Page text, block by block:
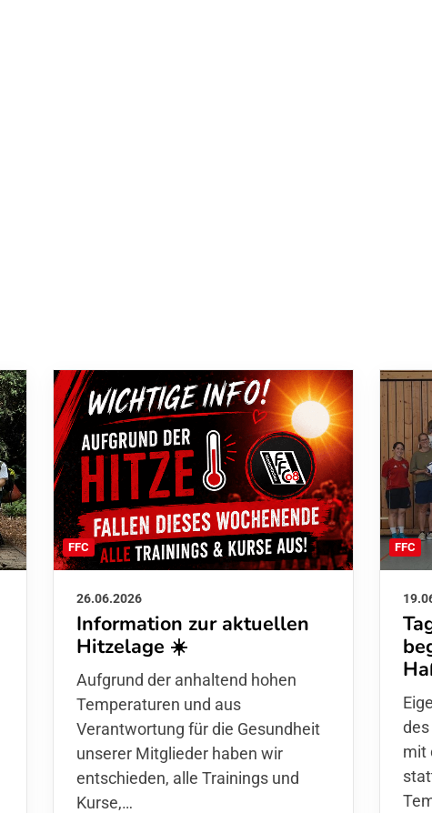
FFC
26.06.2026
Information zur aktuellen
Hitzelage ☀️
Aufgrund der anhaltend hohen
Temperaturen und aus
Verantwortung für die Gesundheit
unserer Mitglieder haben wir
entschieden, alle Trainings und
Kurse,…
FFC
mit